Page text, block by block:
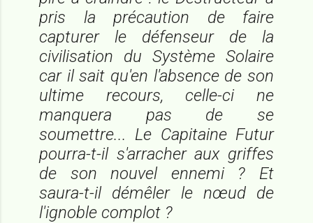
pris la précaution de faire
capturer le défenseur de la
civilisation du Système Solaire
car il sait qu'en l'absence de son
ultime recours, celle-ci ne
manquera pas de se
soumettre... Le Capitaine Futur
pourra-t-il s'arracher aux griffes
de son nouvel ennemi ? Et
saura-t-il démêler le nœud de
l'ignoble complot ?